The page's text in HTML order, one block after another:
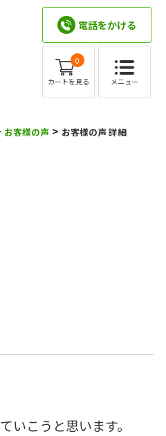
電話をかける
0
カートを見る メニュー
お客様の声 > お客様の声 詳細
いこうと思います。